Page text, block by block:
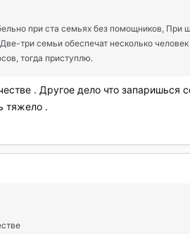
при ста семьях без помощников, При
три семьи обеспечат несколько
тогда приступлю.
. Другое дело что запаришься
тяжело .